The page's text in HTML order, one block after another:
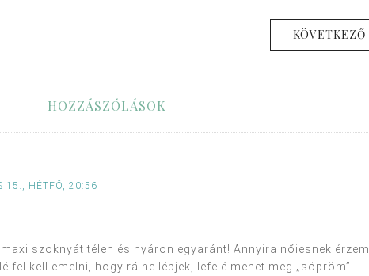
KÖVETKEZŐ
HOZZÁSZÓLÁSOK
15., HÉTFŐ, 20:56
szoknyát télen és nyáron egyaránt! Annyira nőiesnek érzem
fel kell emelni, hogy rá ne lépjek, lefelé menet meg „söpröm”